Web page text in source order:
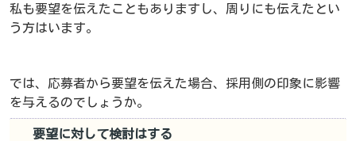
私も要望を伝えたこともありますし、周りにも伝えたとい
う方はいます。
では、応募者から要望を伝えた場合、採用側の印象に影響
を与えるのでしょうか。
要望に対して検討はする